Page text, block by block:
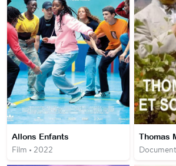
Allons Enfants
Film • 2022
Thomas